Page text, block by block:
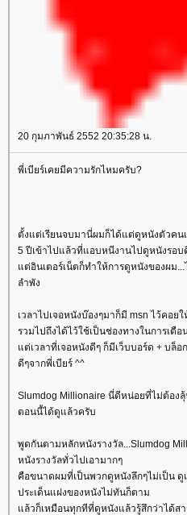
20 กุมภาพันธ์ 2552 20:35:28 น.
พี่เบียร์เคยมีความรักไหมครับ?
ตั้งแต่เรียนจบมานี่ผมก็ได้แต่ดูหนังตัวคน
5 ปีเข้าไปแล้วที่แอบหนีงานไปดูหนังรอบ
ต่อินเตอร์เน็ตก็ทำให้การดูหนังของผม
ลำพัง
เวลาไปเจอหนังบ๊องๆมาก็มี msn ไว้คอ
รวมไปถึงได้ไว้ใช้เป็นช่องทางในการเตื
ต่เวลาที่เจอหนังดีๆ ก็มีเว็บบอร์ด + บล็
ดีๆจากพี่เบียร์ ^^
Slumdog Millionaire นี่ดีหน่อยที่ไม่ต้อง
ตอนนี้ได้ดูแล้วครับ
พูดกันตามหลักหนังรางวัล...Slumdog
หนังรางวัลทั่วไปเอามากๆ
คือขนาดผมที่เป็นพวกดูหนังลึกๆไม่เป็น ดู
ประเด็นแฝงของหนังไม่ทันก็ตาม
ล้วก็เหมือนทุกทีที่ดูหนังแล้วรู้สึกว่าได้ส